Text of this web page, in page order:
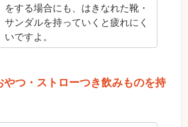
をする場合にも、はきなれた靴・
サンダルを持っていくと疲れにく
いですよ。
やつ・ストローつき飲みものを持